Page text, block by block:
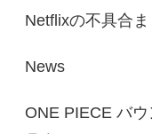
Netflixの不具合
News
ONE PIECE バ